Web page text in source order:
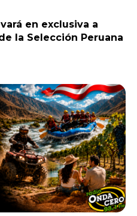
en exclusiva a
la Selección Peruana